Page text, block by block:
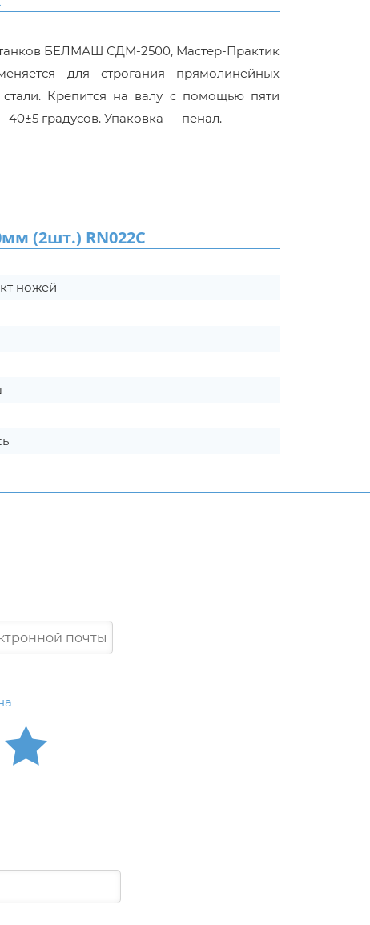
БЕЛМАШ СДМ-2500, Мастер-Практик
для строгания прямолинейных
Крепится на валу с помощью пяти
градусов. Упаковка — пенал.
(2шт.) RN022C
ножей